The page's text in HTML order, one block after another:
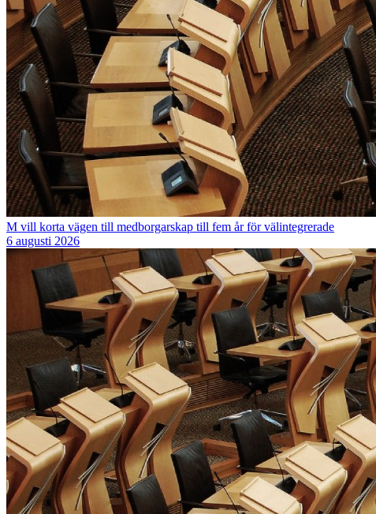
M vill korta vägen till medborgarskap till fem år för välintegrerade
6 augusti 2026